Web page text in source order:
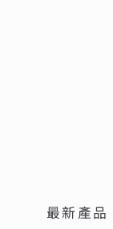
最新產品